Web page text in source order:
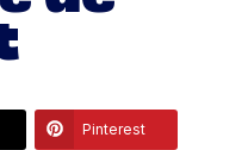
Pinterest